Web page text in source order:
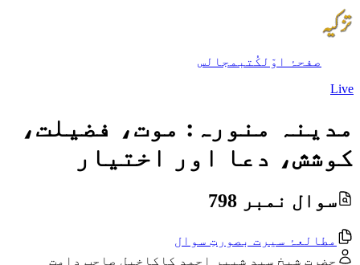
صفحۂ اوّل کُتب مجالس
Live
مدینہ منورہ: موت، فضیلت،
کوشش، دعا اور اختیار
سوال نمبر 798
مطالعۂ سیرت بصورتِ سوال
حضرت شیخ سید شبیر احمد کاکاخیل صاحب دامت